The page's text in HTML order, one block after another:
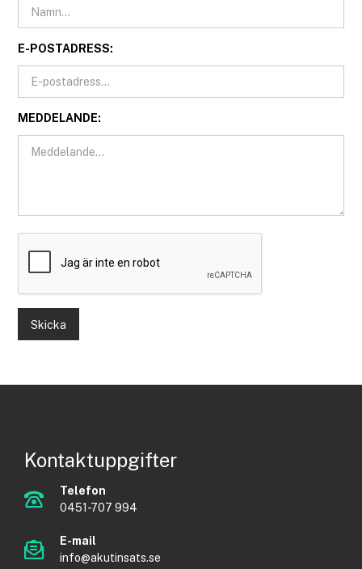
E-POSTADRESS:
MEDDELANDE:
Skicka
Kontaktuppgifter
Telefon
0451-707 994
E-mail
info@akutinsats.se